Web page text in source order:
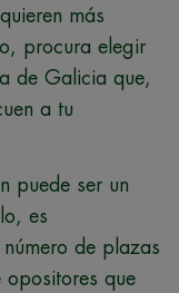
más
procura elegir
de Galicia que,
a tu
puede ser un
es
de plazas
opositores que